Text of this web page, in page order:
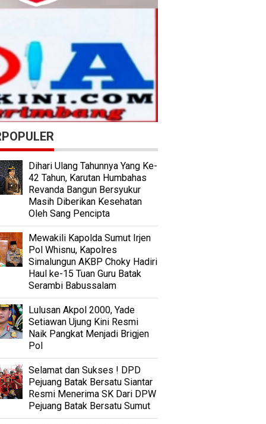
Dihari Ulang Tahunnya Yang Ke-
42 Tahun, Karutan Humbahas
Revanda Bangun Bersyukur
Masih Diberikan Kesehatan
Oleh Sang Pencipta
Mewakili Kapolda Sumut Irjen
Pol Whisnu, Kapolres
Simalungun AKBP Choky Hadiri
Haul ke-15 Tuan Guru Batak
Serambi Babussalam
Lulusan Akpol 2000, Yade
Setiawan Ujung Kini Resmi
Naik Pangkat Menjadi Brigjen
Pol
Selamat dan Sukses ! DPD
Pejuang Batak Bersatu Siantar
Resmi Menerima SK Dari DPW
Pejuang Batak Bersatu Sumut